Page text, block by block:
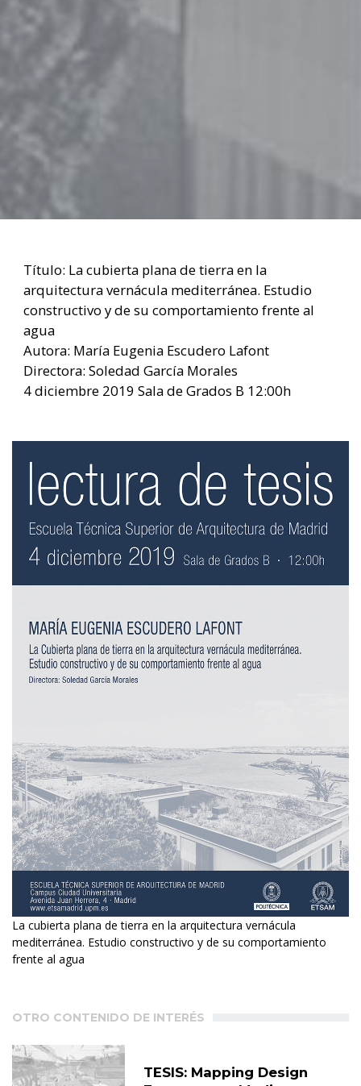
Título: La cubierta plana de tierra en la
arquitectura vernácula mediterránea. Estudio
constructivo y de su comportamiento frente al
agua
Autora: María Eugenia Escudero Lafont
Directora: Soledad García Morales
4 diciembre 2019 Sala de Grados B 12:00h
La cubierta plana de tierra en la arquitectura vernácula
mediterránea. Estudio constructivo y de su comportamiento
frente al agua
OTRO CONTENIDO DE INTERÉS
TESIS: Mapping Design